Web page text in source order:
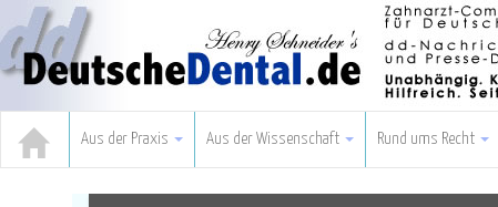
Aus der Praxis Aus der Wissenschaft Rund ums Recht
(c) Dr. H. Schneider, Rurstr. 47a, 52441 Linnich -